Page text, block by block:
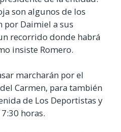
son algunos de los
por Daimiel a sus
recorrido donde habrá
insiste Romero.
marcharán por el
Carmen, para también
de Los Deportistas y
horas.